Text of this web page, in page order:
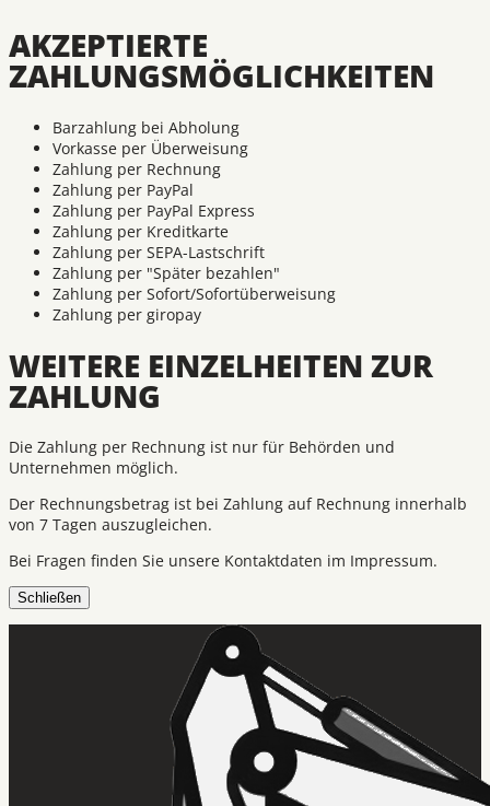
AKZEPTIERTE
ZAHLUNGSMÖGLICHKEITEN
Barzahlung bei Abholung
Vorkasse per Überweisung
Zahlung per Rechnung
Zahlung per PayPal
Zahlung per PayPal Express
Zahlung per Kreditkarte
Zahlung per SEPA-Lastschrift
Zahlung per "Später bezahlen"
Zahlung per Sofort/Sofortüberweisung
Zahlung per giropay
WEITERE EINZELHEITEN ZUR
ZAHLUNG
Die Zahlung per Rechnung ist nur für Behörden und
Unternehmen möglich.
Der Rechnungsbetrag ist bei Zahlung auf Rechnung innerhalb
von 7 Tagen auszugleichen.
Bei Fragen finden Sie unsere Kontaktdaten im Impressum.
Schließen